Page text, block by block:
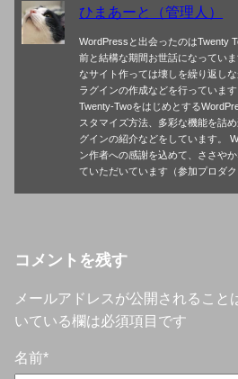
ひまあーと（管理人）
WordPressと出会ったのはTwenty
前と結構な期間お世話になってい
なサイト作っては壊しを繰り返し
ラグインの作成などを行っていま
Twenty-Twoをはじめとする
スタマイズ方法、多彩な機能を詰
グインの紹介などをしています。
ン作者への感謝を込めて、ささや
ていただいています（参加プロダ
コメントを残す
メールアドレスが公開されること
いている欄は必須項目です
名前*